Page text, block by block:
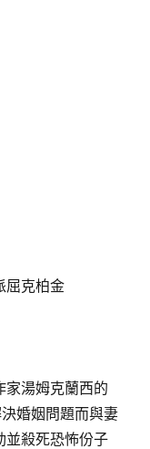
屈克柏金
家湯姆克蘭西的
婚姻問題而與妻
並殺死恐怖份子